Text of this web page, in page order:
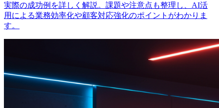
実際の成功例を詳しく解説。課題や注意点も整理し、AI活
用による業務効率化や顧客対応強化のポイントがわかりま
す。